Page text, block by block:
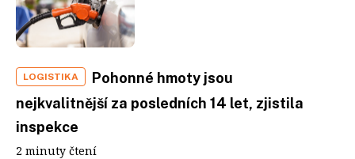
LOGISTIKA
Pohonné hmoty jsou
nejkvalitnější za posledních 14 let, zjistila
inspekce
2 minuty čtení